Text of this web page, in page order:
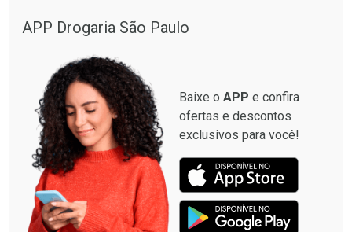
APP Drogaria São Paulo
Baixe o APP e confira
ofertas e descontos
exclusivos para você!